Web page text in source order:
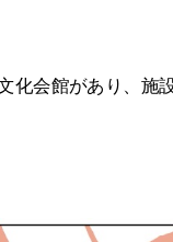
化会館があり、施